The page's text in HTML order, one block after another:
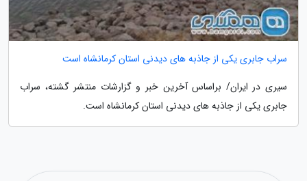
سراب جابری یکی از جاذبه های دیدنی استان کرمانشاه است
سیری در ایران/ براساس آخرین خبر و گزارشات منتشر گشته، سراب
جابری یکی از جاذبه های دیدنی استان کرمانشاه است.